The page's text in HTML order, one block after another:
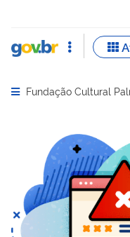
Abrir menu principal
Fundação Cultural